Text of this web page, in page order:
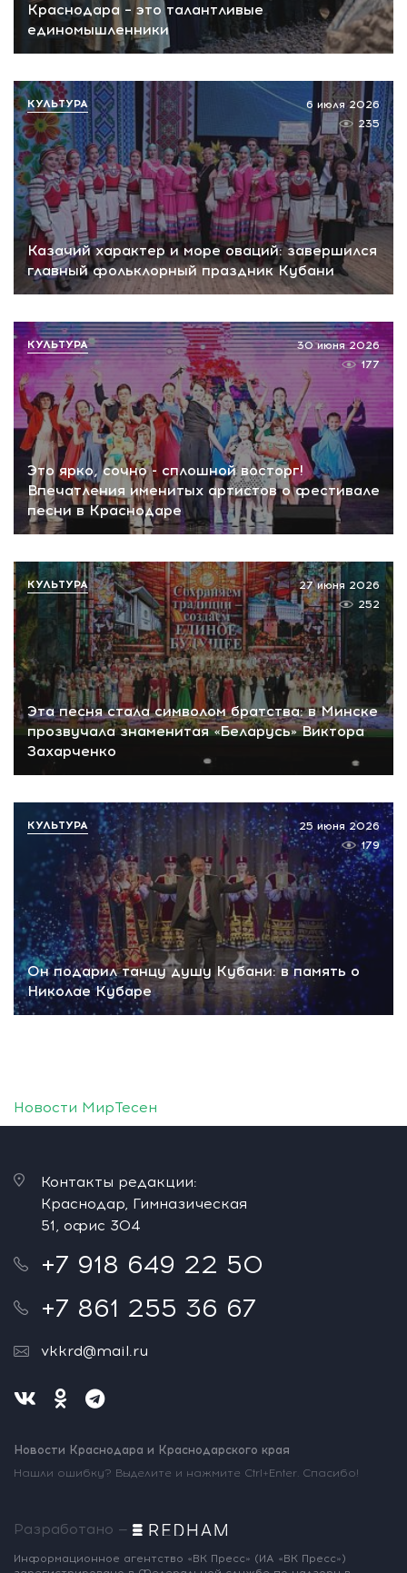
Краснодара – это талантливые
единомышленники
Казачий характер и море оваций: завершился
главный фольклорный праздник Кубани
6 июля 2026
235
КУЛЬТУРА
Это ярко, сочно - сплошной восторг!
Впечатления именитых артистов о фестивале
песни в Краснодаре
30 июня 2026
177
КУЛЬТУРА
Эта песня стала символом братства: в Минске
прозвучала знаменитая «Беларусь» Виктора
Захарченко
27 июня 2026
252
КУЛЬТУРА
Он подарил танцу душу Кубани: в память о
Николае Кубаре
25 июня 2026
179
КУЛЬТУРА
Новости МирТесен
Контакты редакции:
Краснодар, Гимназическая
51, офис 304
+7 918 649 22 50
+7 861 255 36 67
vkkrd@mail.ru
Новости Краснодара и Краснодарского края
Нашли ошибку? Выделите и нажмите Ctrl+Enter. Спасибо!
Разработано —
Информационное агентство «ВК Пресс» (ИА «ВК Пресс»)